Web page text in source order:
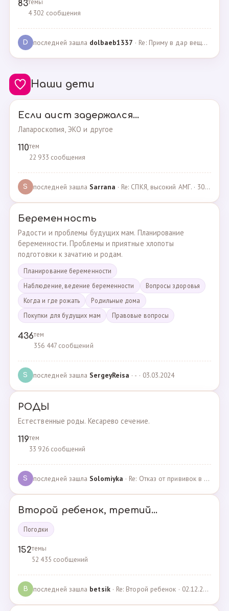
83темы
4 302 сообщения
D последней зашла dolbaeb1337 · Re: Приму в дар вещи на новорождённую девочку · 13.12.2024
Наши дети
Если аист задержался...
Лапароскопия, ЭКО и другое
110тем
22 933 сообщения
S последней зашла Sarrana · Re: СПКЯ, высокий АМГ. · 30.04.2025
Беременность
Радости и проблемы будущих мам. Планирование
беременности. Проблемы и приятные хлопоты
подготовки к зачатию и родам.
Планирование беременности
Наблюдение, ведение беременности
Вопросы здоровья
Когда и где рожать
Родильные дома
Покупки для будущих мам
Правовые вопросы
436тем
356 447 сообщений
S последней зашла SergeyReisa · - · 03.03.2024
РОДЫ
Естественные роды. Кесарево сечение.
119тем
33 926 сообщений
S последней зашла Solomiyka · Re: Отказ от прививок в роддоме · 07.05.2022
Второй ребенок, третий...
Погодки
152темы
52 435 сообщений
B последней зашла betsik· Re: Второй ребенок · 02.12.2023